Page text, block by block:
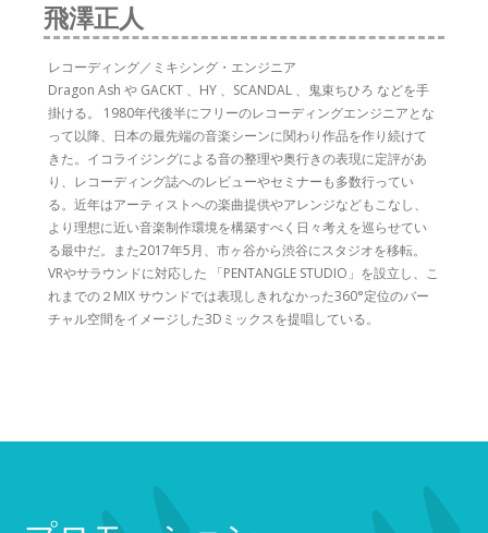
飛澤正人
レコーディング／ミキシング・エンジニア
Dragon Ash や GACKT 、HY 、SCANDAL 、鬼束ちひろ などを手
掛ける。 1980年代後半にフリーのレコーディングエンジニアとな
って以降、日本の最先端の音楽シーンに関わり作品を作り続けて
きた。イコライジングによる音の整理や奥行きの表現に定評があ
り、レコーディング誌へのレビューやセミナーも多数行ってい
る。近年はアーティストへの楽曲提供やアレンジなどもこなし、
より理想に近い音楽制作環境を構築すべく日々考えを巡らせてい
る最中だ。また2017年5月、市ヶ谷から渋谷にスタジオを移転。
VRやサラウンドに対応した 「PENTANGLE STUDIO」を設立し、こ
れまでの２MIX サウンドでは表現しきれなかった360°定位のバー
チャル空間をイメージした3Dミックスを提唱している。